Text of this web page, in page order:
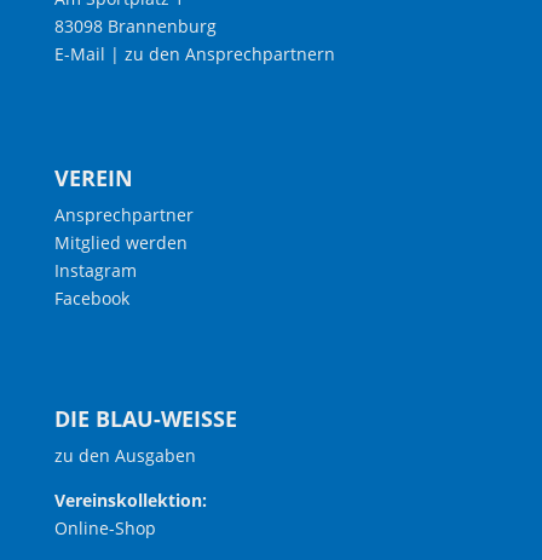
83098 Brannenburg
E-Mail | zu den Ansprechpartnern
VEREIN
Ansprechpartner
Mitglied werden
Instagram
Facebook
DIE BLAU-WEISSE
zu den Ausgaben
Vereinskollektion:
Online-Shop